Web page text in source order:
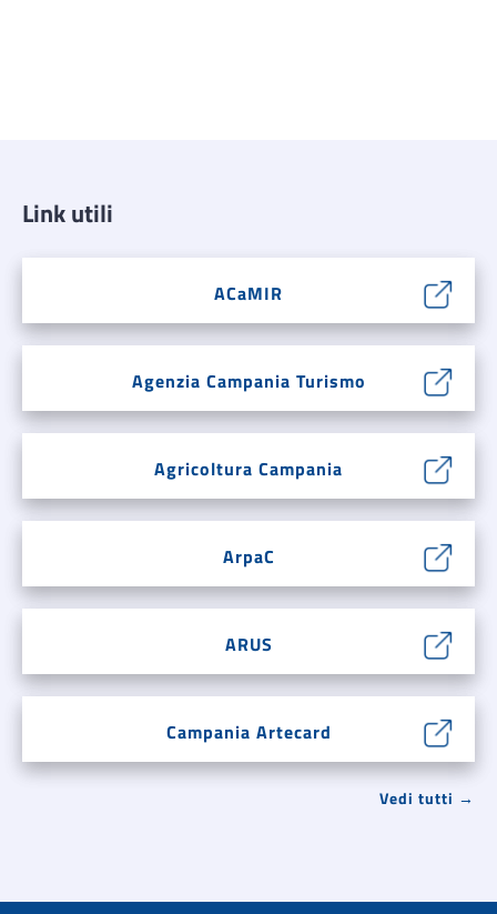
Link utili
ACaMIR
Agenzia Campania Turismo
Agricoltura Campania
ArpaC
ARUS
Campania Artecard
Vedi tutti →